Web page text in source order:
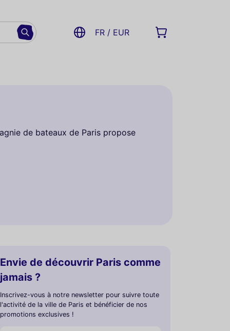
FR / EUR
de bateaux de Paris propose
Envie de découvrir Paris comme
jamais ?
Inscrivez-vous à notre newsletter pour suivre toute
l'activité de la ville de Paris et bénéficier de nos
promotions exclusives !